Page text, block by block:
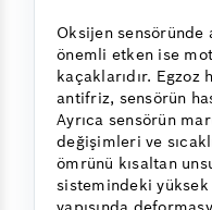
Oksijen sensöründe
önemli etken ise
kaçaklarıdır. Egzoz
antifriz, sensörün
Ayrıca sensörün
değişimleri ve
ömrünü kısaltan
sistemindeki yüksek